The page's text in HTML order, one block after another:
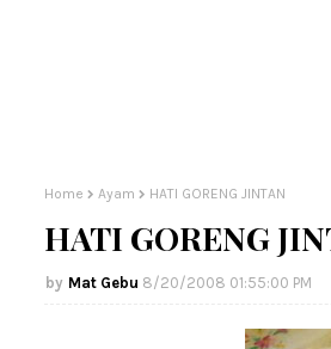
Home Ayam HATI GORENG JINTAN
HATI GORENG
Mat Gebu 8/20/2008 01:55:00 PM